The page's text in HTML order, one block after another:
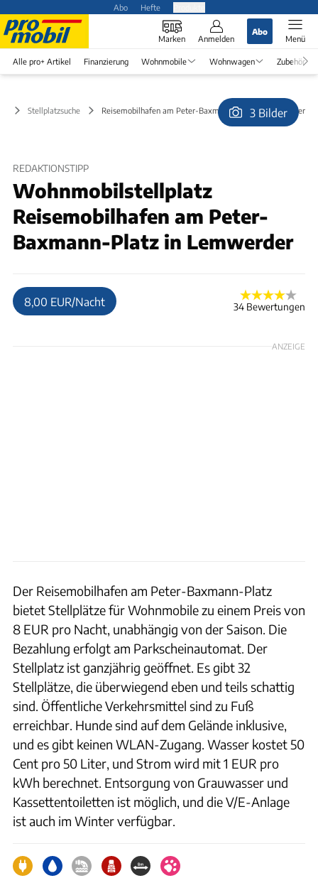
Abo Hefte
Marken Anmelden
Abo
Menü
Alle pro+ Artikel Finanzierung Wohnmobile Wohnwagen Zubehör
Stellplatzsuche Reisemobilhafen am Peter-Baxmann-Platz in Lemwerder
3 Bilder
REDAKTIONSTIPP
Wohnmobilstellplatz
Reisemobilhafen am Peter-
Baxmann-Platz in Lemwerder
8,00 EUR/Nacht 34 Bewertungen
ANZEIGE
Der Reisemobilhafen am Peter-Baxmann-Platz
bietet Stellplätze für Wohnmobile zu einem Preis von
8 EUR pro Nacht, unabhängig von der Saison. Die
Bezahlung erfolgt am Parkscheinautomat. Der
Stellplatz ist ganzjährig geöffnet. Es gibt 32
Stellplätze, die überwiegend eben und teils schattig
sind. Öffentliche Verkehrsmittel sind zu Fuß
erreichbar. Hunde sind auf dem Gelände inklusive,
und es gibt keinen WLAN-Zugang. Wasser kostet 50
Cent pro 50 Liter, und Strom wird mit 1 EUR pro
kWh berechnet. Entsorgung von Grauwasser und
Kassettentoiletten ist möglich, und die V/E-Anlage
ist auch im Winter verfügbar.